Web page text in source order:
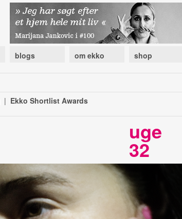
blogs om ekko shop
| Ekko Shortlist Awards
uge
32